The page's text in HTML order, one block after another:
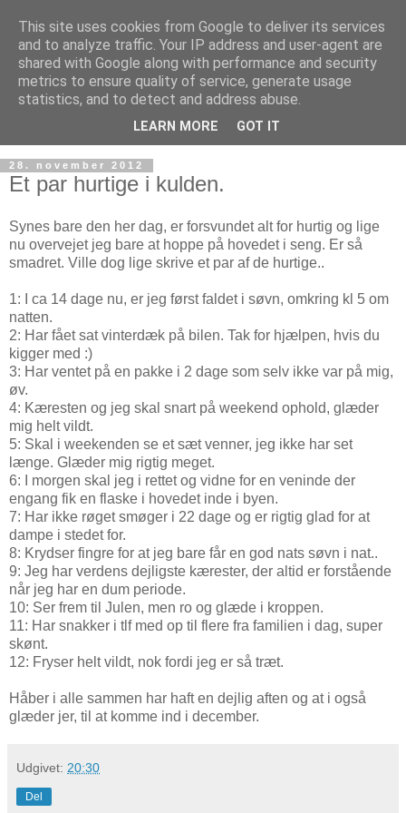
28. november 2012
Et par hurtige i kulden.
Synes bare den her dag, er forsvundet alt for hurtig og lige
nu overvejet jeg bare at hoppe på hovedet i seng. Er så
smadret. Ville dog lige skrive et par af de hurtige..
1: I ca 14 dage nu, er jeg først faldet i søvn, omkring kl 5 om
natten.
2: Har fået sat vinterdæk på bilen. Tak for hjælpen, hvis du
kigger med :)
3: Har ventet på en pakke i 2 dage som selv ikke var på mig,
øv.
4: Kæresten og jeg skal snart på weekend ophold, glæder
mig helt vildt.
5: Skal i weekenden se et sæt venner, jeg ikke har set
længe. Glæder mig rigtig meget.
6: I morgen skal jeg i rettet og vidne for en veninde der
engang fik en flaske i hovedet inde i byen.
7: Har ikke røget smøger i 22 dage og er rigtig glad for at
dampe i stedet for.
8: Krydser fingre for at jeg bare får en god nats søvn i nat..
9: Jeg har verdens dejligste kærester, der altid er forstående
når jeg har en dum periode.
10: Ser frem til Julen, men ro og glæde i kroppen.
11: Har snakker i tlf med op til flere fra familien i dag, super
skønt.
12: Fryser helt vildt, nok fordi jeg er så træt.
Håber i alle sammen har haft en dejlig aften og at i også
glæder jer, til at komme ind i december.
Udgivet: 20:30
Del
This site uses cookies from Google to deliver its services
and to analyze traffic. Your IP address and user-agent are
shared with Google along with performance and security
metrics to ensure quality of service, generate usage
statistics, and to detect and address abuse.
LEARN MORE GOT IT